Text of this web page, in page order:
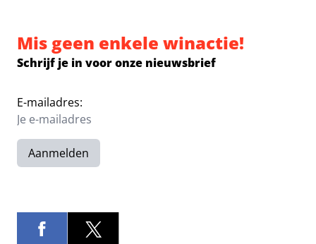
Mis geen enkele winactie!
Schrijf je in voor onze nieuwsbrief
E-mailadres:
Aanmelden